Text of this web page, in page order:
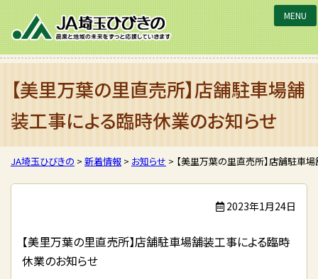
JA埼玉ひびきの
【美里万葉の里直売所】店舗駐車場舗
装工事による臨時休業のお知らせ
JA埼玉ひびきの > 新着情報 > お知らせ > 【美里万葉の里直売所】店舗駐車
2023年1月24日
【美里万葉の里直売所】店舗駐車場舗装工事による臨時
休業のお知らせ